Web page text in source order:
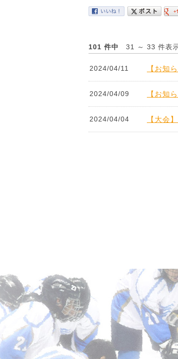
101 件中 31 ～ 33 件表
2024/04/11 【お知
2024/04/09 【お知
2024/04/04 【大会